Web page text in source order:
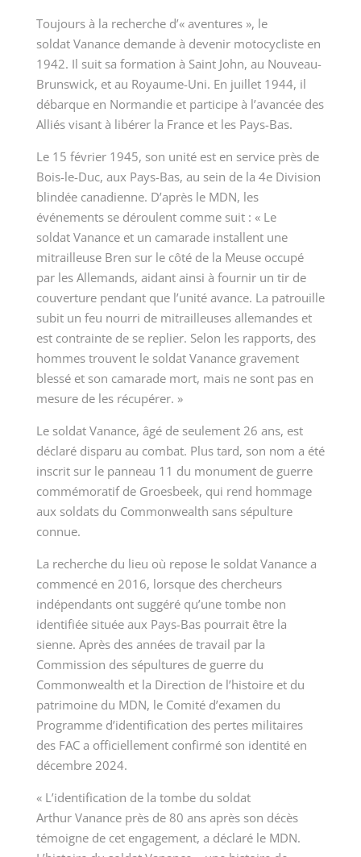
Toujours à la recherche d’« aventures », le
soldat Vanance demande à devenir motocycliste en
1942. Il suit sa formation à Saint John, au Nouveau-
Brunswick, et au Royaume-Uni. En juillet 1944, il
débarque en Normandie et participe à l’avancée des
Alliés visant à libérer la France et les Pays-Bas.
Le 15 février 1945, son unité est en service près de
Bois-le-Duc, aux Pays-Bas, au sein de la 4eDivision
blindée canadienne. D’après le MDN, les
événements se déroulent comme suit : « Le
soldat Vanance et un camarade installent une
mitrailleuse Bren sur le côté de la Meuse occupé
par les Allemands, aidant ainsi à fournir un tir de
couverture pendant que l’unité avance. La patrouille
subit un feu nourri de mitrailleuses allemandes et
est contrainte de se replier. Selon les rapports, des
hommes trouvent le soldat Vanance gravement
blessé et son camarade mort, mais ne sont pas en
mesure de les récupérer. »
Le soldat Vanance, âgé de seulement 26 ans, est
déclaré disparu au combat. Plus tard, son nom a été
inscrit sur le panneau 11 du monument de guerre
commémoratif de Groesbeek, qui rend hommage
aux soldats du Commonwealth sans sépulture
connue.
La recherche du lieu où repose le soldat Vanance a
commencé en 2016, lorsque des chercheurs
indépendants ont suggéré qu’une tombe non
identifiée située aux Pays-Bas pourrait être la
sienne. Après des années de travail par la
Commission des sépultures de guerre du
Commonwealth et la Direction de l’histoire et du
patrimoine du MDN, le Comité d’examen du
Programme d’identification des pertes militaires
des FAC a officiellement confirmé son identité en
décembre 2024.
« L’identification de la tombe du soldat
Arthur Vanance près de 80 ans après son décès
témoigne de cet engagement, a déclaré le MDN.